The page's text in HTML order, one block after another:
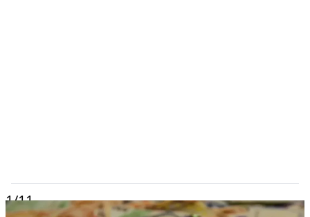
1/11